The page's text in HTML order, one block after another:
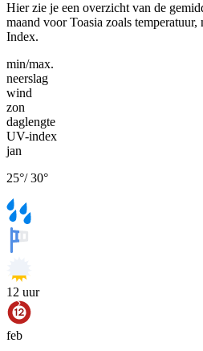
Hier zie je een overzicht van de
maand voor Toasia zoals
Index.
min/max.
neerslag
wind
zon
daglengte
UV-index
jan
25°/30°
12 uur
feb